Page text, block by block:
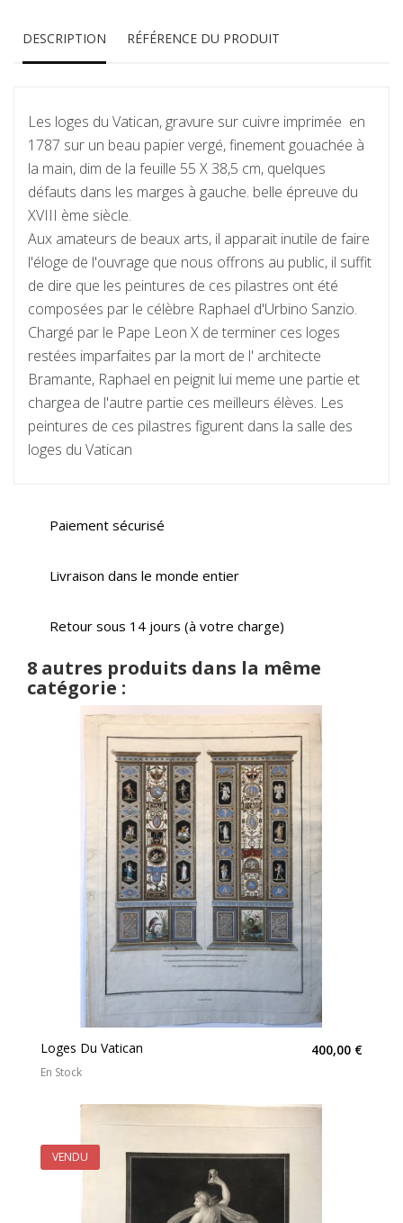
DESCRIPTION RÉFÉRENCE DU PRODUIT
Les loges du Vatican, gravure sur cuivre imprimée en
1787 sur un beau papier vergé, finement gouachée à
la main, dim de la feuille 55 X 38,5 cm, quelques
défauts dans les marges à gauche. belle épreuve du
XVIII ème siècle.
Aux amateurs de beaux arts, il apparait inutile de faire
l'éloge de l'ouvrage que nous offrons au public, il suffit
de dire que les peintures de ces pilastres ont été
composées par le célèbre Raphael d'Urbino Sanzio.
Chargé par le Pape Leon X de terminer ces loges
restées imparfaites par la mort de l' architecte
Bramante, Raphael en peignit lui meme une partie et
chargea de l'autre partie ces meilleurs élèves. Les
peintures de ces pilastres figurent dans la salle des
loges du Vatican
Paiement sécurisé
Livraison dans le monde entier
Retour sous 14 jours (à votre charge)
8 autres produits dans la même
catégorie :
Loges Du Vatican 400,00 €
En Stock
VENDU